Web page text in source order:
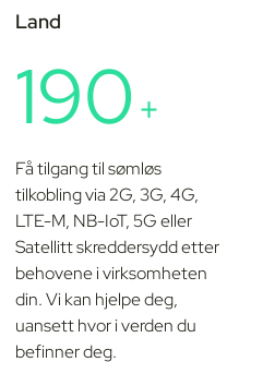
Land
190+
Få tilgang til sømløs
tilkobling via 2G, 3G, 4G,
LTE-M, NB-IoT, 5G eller
Satellitt skreddersydd etter
behovene i virksomheten
din. Vi kan hjelpe deg,
uansett hvor i verden du
befinner deg.